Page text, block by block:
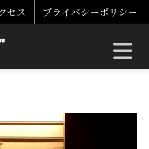
セス プライバシーポリシー